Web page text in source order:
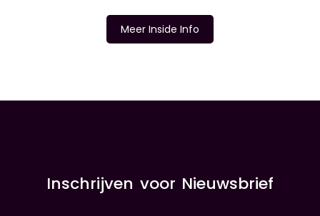
Meer Inside Info
Inschrijven voor Nieuwsbrief